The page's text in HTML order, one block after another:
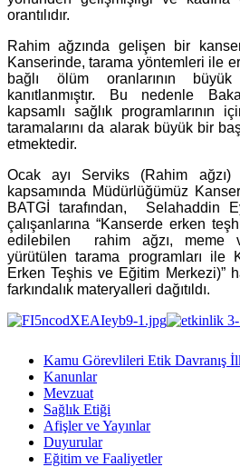
orantılıdır.
Rahim ağzında gelişen bir
Kanserinde, tarama yöntemleri ile
bağlı ölüm oranlarının
kanıtlanmıştır. Bu nedenle
kapsamlı sağlık programlarının
taramalarını da alarak büyük bir
etmektedir.
Ocak ayı Serviks (Rahim ağzı)
kapsamında Müdürlüğümüz
BATGİ tarafından, Selahaddin
çalışanlarına “Kanserde erken
edilebilen rahim ağzı, meme
yürütülen tarama programları ile
Erken Teşhis ve Eğitim Merkezi)”
farkındalık materyalleri dağıtıldı.
Kamu Görevlileri Etik Davranış
Kanunlar
Mevzuat
Sağlık Etiği
Afişler ve Yayınlar
Duyurular
Eğitim ve Faaliyetler